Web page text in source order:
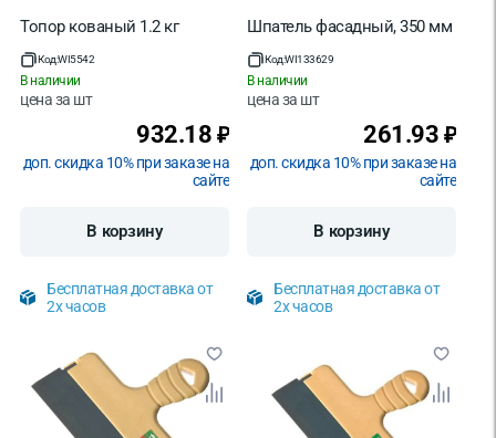
Топор кованый 1.2 кг
Код:WI5542
В наличии
цена за шт
932.18 ₽
доп. скидка 10% при заказе на
сайте
В корзину
Бесплатная доставка от
2х часов
Шпатель фасадный, 350 мм
Код:WI133629
В наличии
цена за шт
261.93 ₽
доп. скидка 10% при заказе на
сайте
В корзину
Бесплатная доставка от
2х часов